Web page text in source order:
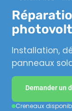
Installation,
panneaux
Demander un
Creneaux